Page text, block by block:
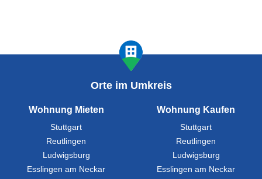
Orte im Umkreis
Wohnung Mieten
Stuttgart
Reutlingen
Ludwigsburg
Esslingen am Neckar
Wohnung Kaufen
Stuttgart
Reutlingen
Ludwigsburg
Esslingen am Neckar